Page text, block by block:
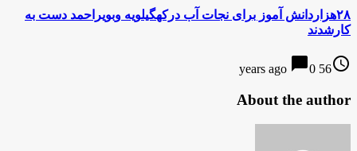
۲۸هزاردانش آموز برای نجات آب درکهگیلویه وبویراحمد دست به
کارشدند
access_time
56 years ago
chat_bubble0
About the author